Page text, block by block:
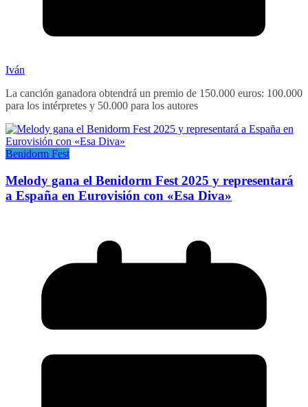
Iván
La canción ganadora obtendrá un premio de 150.000 euros: 100.000
para los intérpretes y 50.000 para los autores
Benidorm Fest
Melody gana el Benidorm Fest 2025 y representará
a España en Eurovisión con «Esa Diva»